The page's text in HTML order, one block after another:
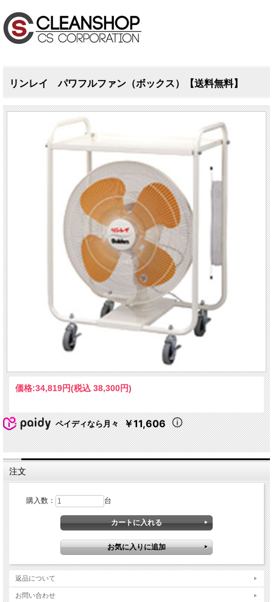
リンレイ パワフルファン（ボックス）【送料無料】
価格:34,819円(税込 38,300円)
ペイディなら月々 ￥11,606
注文
購入数： 台
返品について
お問い合わせ